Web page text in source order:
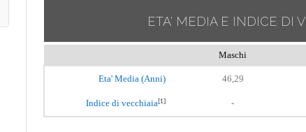
ETA' MEDIA E INDICE DI
Maschi
Eta' Media (Anni) 46,29
Indice di vecchiaia[1] -